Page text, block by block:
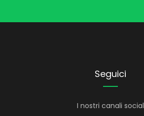
Seguici
I nostri canali social